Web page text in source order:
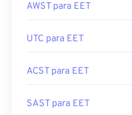
AWST para EET
UTC para EET
ACST para EET
SAST para EET